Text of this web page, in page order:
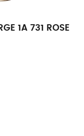
1A 731 ROSE